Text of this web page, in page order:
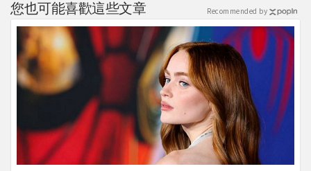
您也可能喜歡這些文章 Recommended by